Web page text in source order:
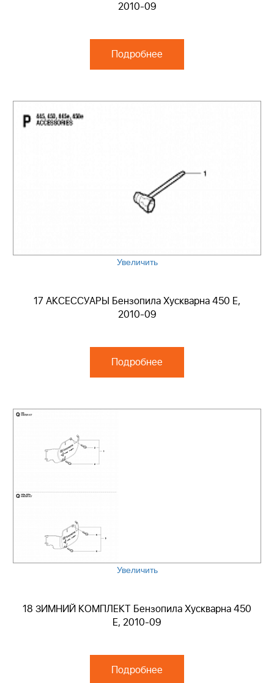
2010-09
Подробнее
Увеличить
17 АКСЕССУАРЫ Бензопила Хускварна 450 E,
2010-09
Подробнее
Увеличить
18 ЗИМНИЙ КОМПЛЕКТ Бензопила Хускварна 450
E, 2010-09
Подробнее